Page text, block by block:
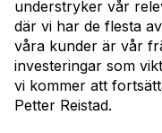
understryker vår
där vi har de flesta
våra kunder är vår
investeringar som
vi kommer att
Petter Reistad.